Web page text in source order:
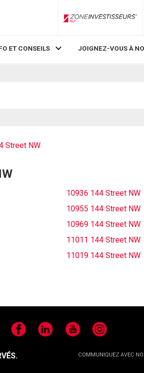
ET CONSEILS JOIGNEZ-VOUS À
Street NW
10936 144 Street NW
10955 144 Street NW
10969 144 Street NW
11011 144 Street NW
11019 144 Street NW
FacebookLinkedIn YouTubeInstagram
COMMUNIQUEZ AVEC